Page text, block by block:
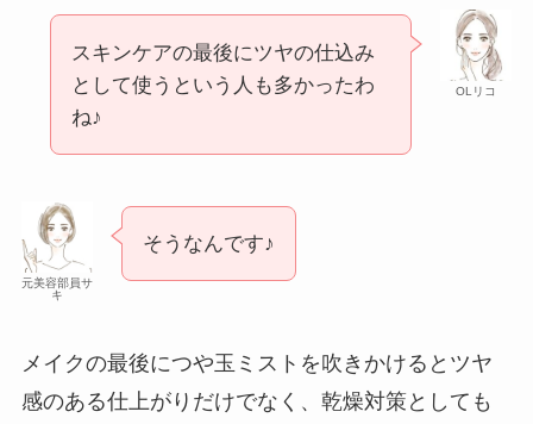
OLリコ
スキンケアの最後にツヤの仕込み
として使うという人も多かったわ
ね♪
元美容部員サ
キ
そうなんです♪
メイクの最後につや玉ミストを吹きかけるとツヤ
感のある仕上がりだけでなく、乾燥対策としても